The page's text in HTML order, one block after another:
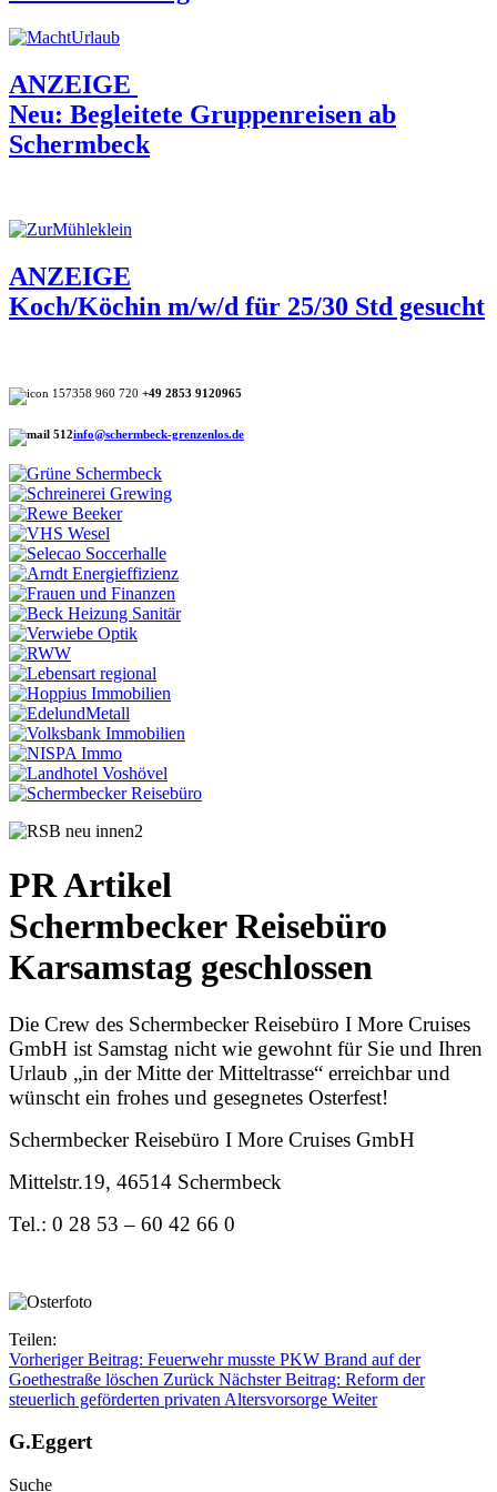
ANZEIGE
Neu: Begleitete Gruppenreisen ab
Schermbeck
ANZEIGE
Koch/Köchin m/w/d für 25/30 Std gesucht
+49 2853 9120965
info@schermbeck-grenzenlos.de
PR Artikel
Schermbecker Reisebüro
Karsamstag geschlossen
Die Crew des Schermbecker Reisebüro I More Cruises
GmbH ist Samstag nicht wie gewohnt für Sie und Ihren
Urlaub „in der Mitte der Mitteltrasse“ erreichbar und
wünscht ein frohes und gesegnetes Osterfest!
Schermbecker Reisebüro I More Cruises GmbH
Mittelstr.19, 46514 Schermbeck
Tel.: 0 28 53 – 60 42 66 0
Teilen:
Vorheriger Beitrag: Feuerwehr musste PKW Brand auf der
Goethestraße löschen Zurück Nächster Beitrag: Reform der
steuerlich geförderten privaten Altersvorsorge Weiter
G.Eggert
Suche